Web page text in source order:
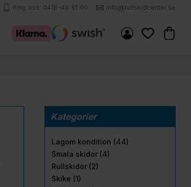
Ring oss: 0418-48 81 00 info@rullskidcenter.se
Kategorier
Lagom kondition (44)
Smala skidor (4)
Rullskidor (2)
Skike (1)